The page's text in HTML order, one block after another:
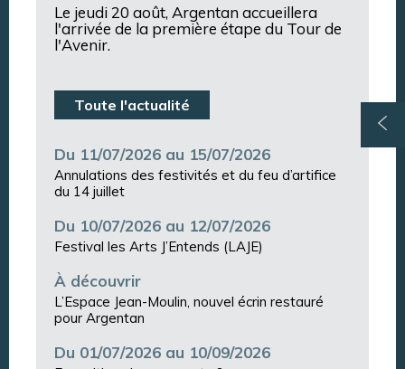
Le jeudi 20 août, Argentan accueillera
l'arrivée de la première étape du Tour de
l'Avenir.
Toute l'actualité
Du 11/07/2026 au 15/07/2026
Annulations des festivités et du feu d’artifice
du 14 juillet
Du 10/07/2026 au 12/07/2026
Festival les Arts J’Entends (LAJE)
À découvrir
L’Espace Jean-Moulin, nouvel écrin restauré
pour Argentan
Du 01/07/2026 au 10/09/2026